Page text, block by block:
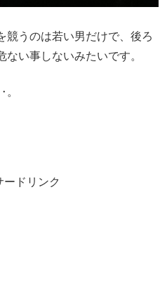
競うのは若い男だけで、後ろ
い事しないみたいです。
ードリンク